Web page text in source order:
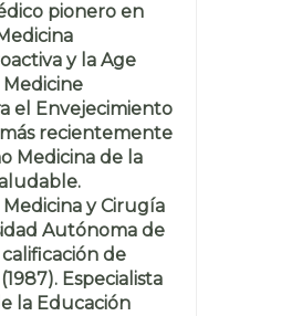
pionero en
y la Age
el Envejecimiento
recientemente
Medicina de la
y Cirugía
Autónoma de
de
Especialista
la Educación